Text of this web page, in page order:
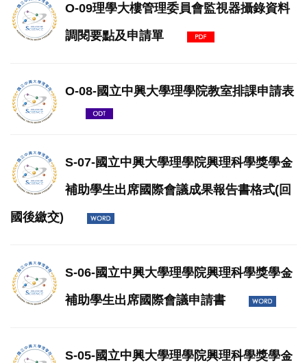
O-09理學大樓管理委員會監視器攝錄資料
調閱要點及申請單
O-08-國立中興大學理學院教室排課申請表
S-07-國立中興大學理學院興理科學獎學金
補助學生出席國際會議成果報告書格式(回
國後繳交)
S-06-國立中興大學理學院興理科學獎學金
補助學生出席國際會議申請書
S-05-國立中興大學理學院興理科學獎學金